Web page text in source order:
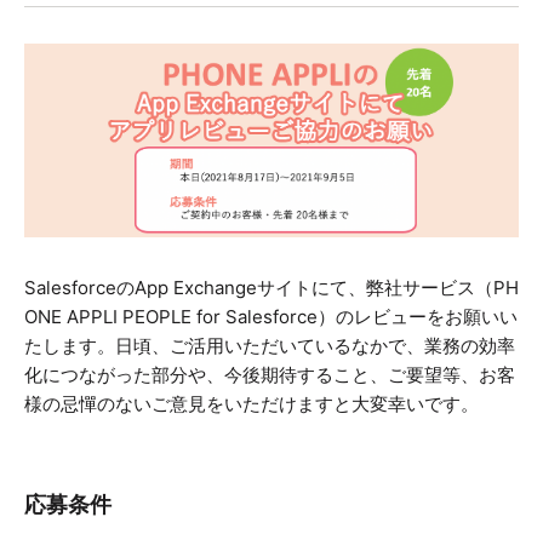
SalesforceのApp Exchangeサイトにて、弊社サービス（PH
ONE APPLI PEOPLE for Salesforce）のレビューをお願いい
たします。日頃、ご活用いただいているなかで、業務の効率
化につながった部分や、今後期待すること、ご要望等、お客
様の忌憚のないご意見をいただけますと大変幸いです。
応募条件